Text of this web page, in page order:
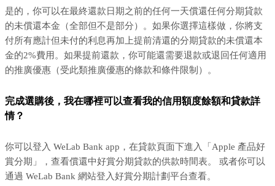
是的，你可以在最終還款日期之前的任何一天償還任何分期貸款
的未償還本金（全部但不是部分）。如果你選擇這樣做，你將支
付所有應計但未付的利息再加上提前清還的分期貸款的未償還本
金的2%費用。如果提前還款，你可能還需要退款或退回任何適用
的推廣優惠（受此類推廣優惠的條款和條件限制）。
完成選購後，我在哪裡可以查看我的信用額度餘額和貸款詳
情？
你可以登入 WeLab Bank app，在貸款頁面下進入「Apple 產品好
賞分期」，查看償還中好賞分期貸款的供款時間表。 或者你可以
通過 WeLab Bank 網站登入好賞分期計劃平台查看。